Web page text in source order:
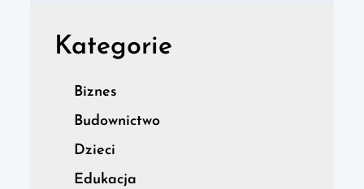
Kategorie
Biznes
Budownictwo
Dzieci
Edukacja